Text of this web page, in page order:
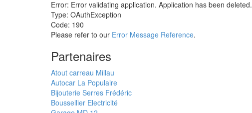
Error: Error validating application. Application has been deleted.
Type: OAuthException
Code: 190
Please refer to our Error Message Reference.
Partenaires
Atout carreau Millau
Autocar La Populaire
Bijouterie Serres Frédéric
Boussellier Electricité